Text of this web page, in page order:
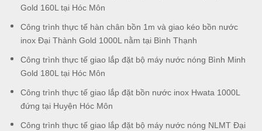
Gold 160L tại Hóc Môn
Công trình thực tế hàn chân bồn 1m và giao kéo bồn nước
inox Đại Thành Gold 1000L nằm tại Bình Thạnh
Công trình thực tế giao lắp đặt bộ máy nước nóng Bình Minh
Gold 180L tại Hóc Môn
Công trình thực tế giao lắp đặt bồn nước inox Hwata 1000L
đứng tại Huyện Hóc Môn
Công trình thực tế giao lắp đặt bộ máy nước nóng NLMT Đại